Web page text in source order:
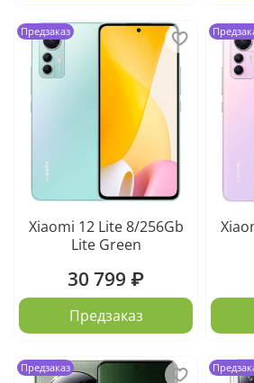
Предзаказ
Xiaomi 12 Lite 8/256Gb
Lite Green
30 799 ₽
Предзаказ
Предзаказ